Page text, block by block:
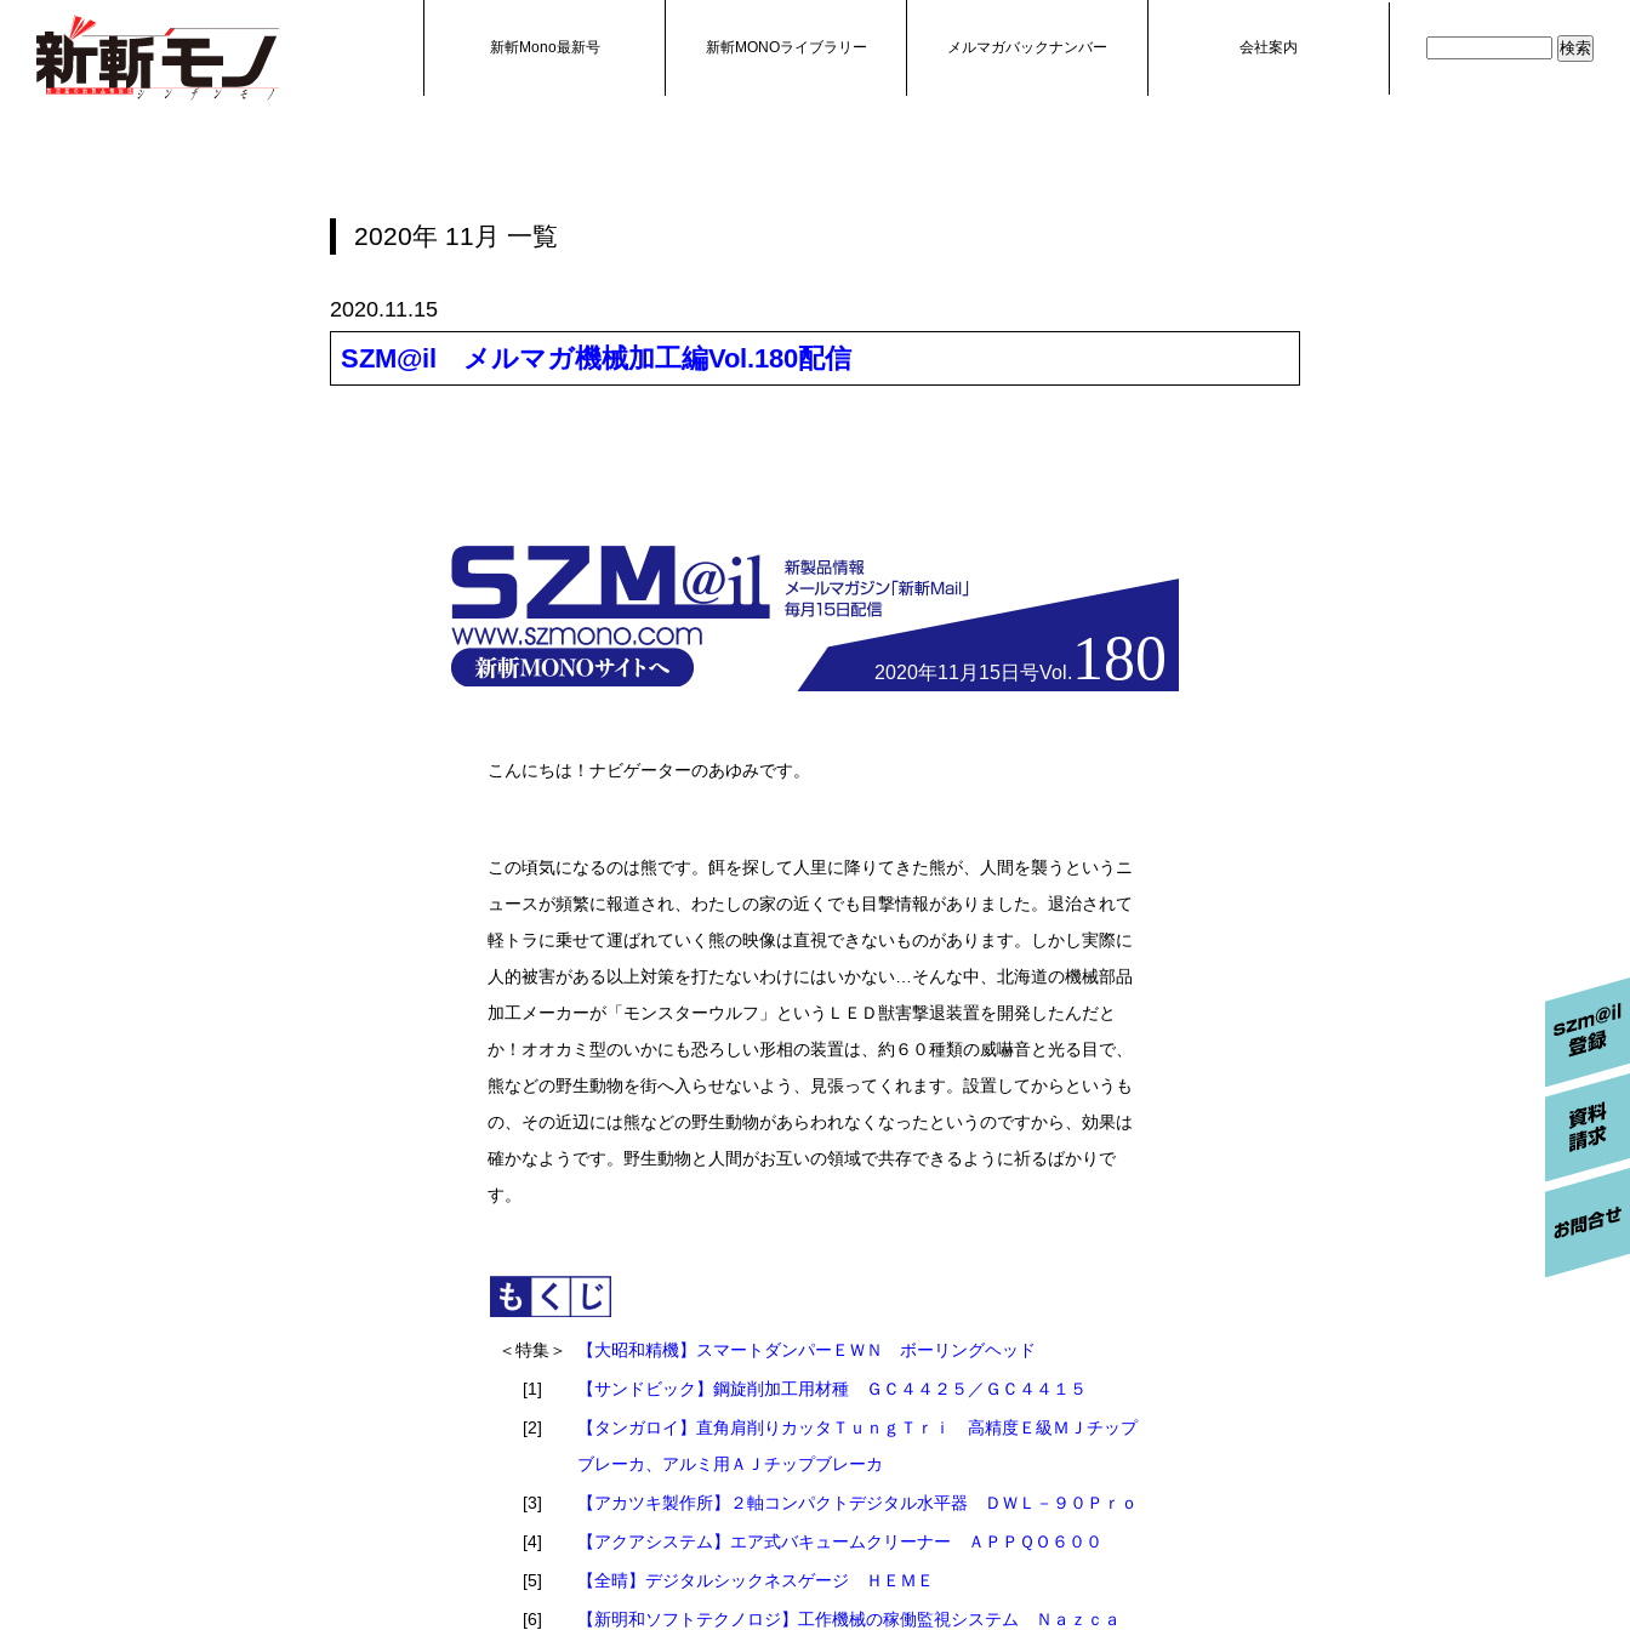
新斬Mono最新号 新斬MONOライブラリー メルマガバックナンバー 会社案内
2020年 11月 一覧
2020.11.15
SZM@il メルマガ機械加工編Vol.180配信
2020年11月15日号Vol. 180
こんにちは！ナビゲーターのあゆみです。
この頃気になるのは熊です。餌を探して人里に降りてきた熊が、人間を襲うというニ
ュースが頻繁に報道され、わたしの家の近くでも目撃情報がありました。退治されて
軽トラに乗せて運ばれていく熊の映像は直視できないものがあります。しかし実際に
人的被害がある以上対策を打たないわけにはいかない…そんな中、北海道の機械部品
加工メーカーが「モンスターウルフ」というＬＥＤ獣害撃退装置を開発したんだと
か！オオカミ型のいかにも恐ろしい形相の装置は、約６０種類の威嚇音と光る目で、
熊などの野生動物を街へ入らせないよう、見張ってくれます。設置してからというも
の、その近辺には熊などの野生動物があらわれなくなったというのですから、効果は
確かなようです。野生動物と人間がお互いの領域で共存できるように祈るばかりで
す。
＜特集＞
【大昭和精機】スマートダンパーＥＷＮ ボーリングヘッド
[1]
【サンドビック】鋼旋削加工用材種 ＧＣ４４２５／ＧＣ４４１５
[2]
【タンガロイ】直角肩削りカッタＴｕｎｇＴｒｉ 高精度Ｅ級ＭＪチップ
ブレーカ、アルミ用ＡＪチップブレーカ
[3]
【アカツキ製作所】２軸コンパクトデジタル水平器 ＤＷＬ－９０Ｐｒｏ
[4]
【アクアシステム】エア式バキュームクリーナー ＡＰＰＱＯ６００
[5]
【全晴】デジタルシックネスゲージ ＨＥＭＥ
[6]
【新明和ソフトテクノロジ】工作機械の稼働監視システム Ｎａｚｃａ